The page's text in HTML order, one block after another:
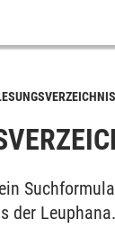
der Leuphana.